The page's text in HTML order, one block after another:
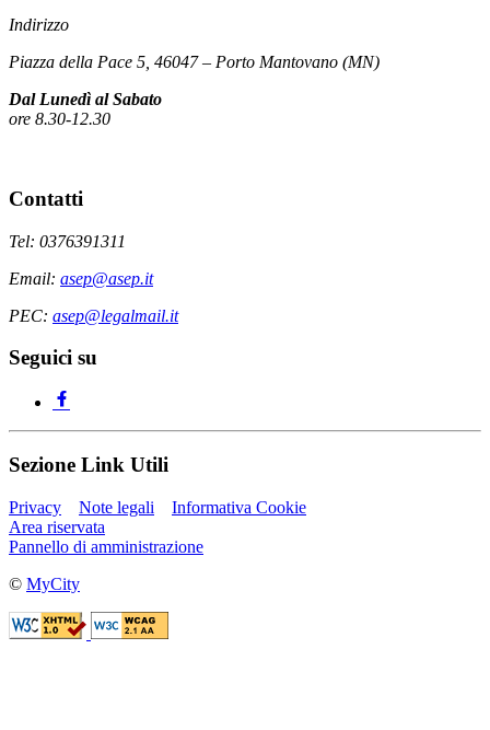
Indirizzo
Piazza della Pace 5, 46047 – Porto Mantovano (MN)
Dal Lunedì al Sabato
ore 8.30-12.30
Contatti
Tel: 0376391311
Email: asep@asep.it
PEC: asep@legalmail.it
Seguici su
Sezione Link Utili
Privacy Note legali
Informativa Cookie
Area riservata
Pannello di amministrazione
© MyCity